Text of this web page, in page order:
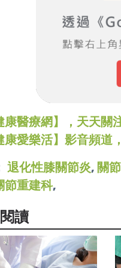
康醫療網】，天天
康愛樂活】影音頻道
退化性膝關節炎, 關
節重建科,
讀